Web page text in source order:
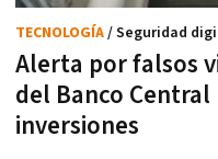
Alerta por falsos
del Banco
inversiones
TECNOLOGÍA/ Seguridad